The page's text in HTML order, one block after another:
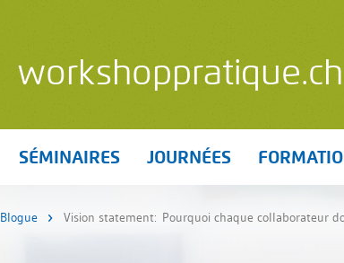
workshoppratique.ch
SÉMINAIRES JOURNÉES
Blogue Vision statement: Pourquoi chaque collaborateur